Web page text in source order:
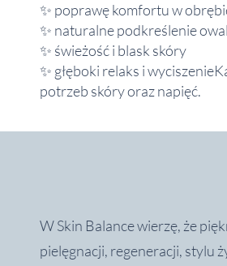
✨ poprawę komfortu w
✨ naturalne podkreślenie
✨ świeżość i blask skóry
✨ głęboki relaks i
potrzeb skóry oraz napięć.
W Skin Balance wierzę, że
pielęgnacji, regeneracji, stylu